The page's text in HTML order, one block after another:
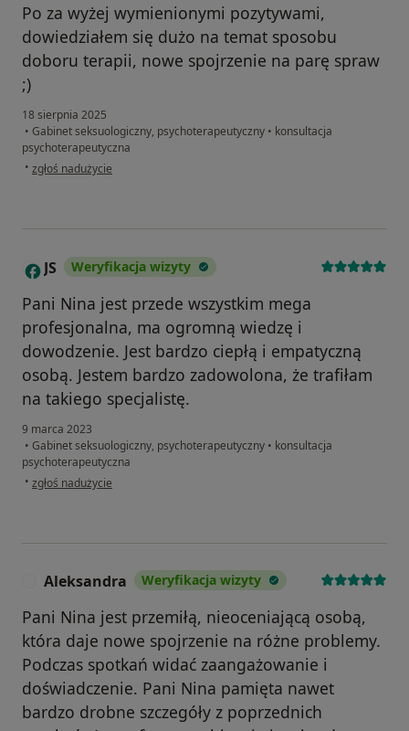
Po za wyżej wymienionymi pozytywami,
dowiedziałem się dużo na temat sposobu
doboru terapii, nowe spojrzenie na parę spraw
;)
18 sierpnia 2025
• Gabinet seksuologiczny, psychoterapeutyczny • konsultacja
psychoterapeutyczna
• w opinii użytkownika Cezary
zgłoś nadużycie
J JS Weryfikacja wizyty
Pani Nina jest przede wszystkim mega
profesjonalna, ma ogromną wiedzę i
dowodzenie. Jest bardzo ciepłą i empatyczną
osobą. Jestem bardzo zadowolona, że trafiłam
na takiego specjalistę.
9 marca 2023
• Gabinet seksuologiczny, psychoterapeutyczny • konsultacja
psychoterapeutyczna
• w opinii użytkownika JS
zgłoś nadużycie
Aleksandra Weryfikacja wizyty
Pani Nina jest przemiłą, nieoceniającą osobą,
która daje nowe spojrzenie na różne problemy.
Podczas spotkań widać zaangażowanie i
doświadczenie. Pani Nina pamięta nawet
bardzo drobne szczegóły z poprzednich